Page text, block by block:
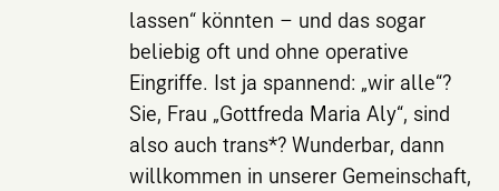
lassen“ könnten – und das sogar
beliebig oft und ohne operative
Eingriffe. Ist ja spannend: „wir alle“?
Sie, Frau „Gottfreda Maria Aly“, sind
also auch trans*? Wunderbar, dann
willkommen in unserer Gemeinschaft,